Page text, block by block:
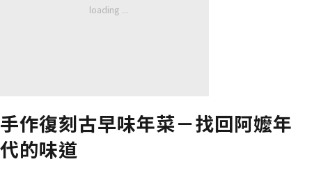
手作復刻古早味年菜－找回阿嬤年
代的味道